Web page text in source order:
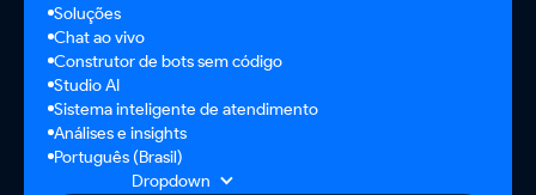
Soluções
Chat ao vivo
Construtor de bots sem código
Studio AI
Sistema inteligente de atendimento
Análises e insights
Português (Brasil)
Dropdown